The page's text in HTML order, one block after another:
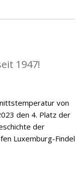
1947!
von
den 4. Platz der
der
Luxemburg-Findel